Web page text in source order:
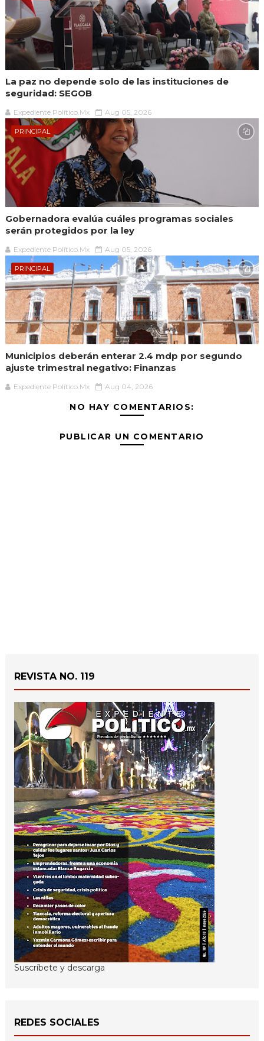
La paz no depende solo de las instituciones de
seguridad: SEGOB
Expediente Político.Mx Aug 05, 2026
PRINCIPAL
Gobernadora evalúa cuáles programas sociales
serán protegidos por la ley
Expediente Político.Mx Aug 05, 2026
PRINCIPAL
Municipios deberán enterar 2.4 mdp por segundo
ajuste trimestral negativo: Finanzas
Expediente Político.Mx Aug 04, 2026
NO HAY COMENTARIOS:
PUBLICAR UN COMENTARIO
REVISTA NO. 119
Suscríbete y descarga
REDES SOCIALES